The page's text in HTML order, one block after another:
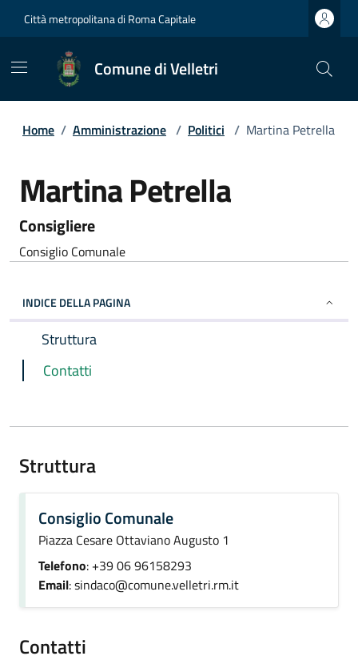
Città metropolitana di Roma Capitale
Comune di Velletri
Home / Amministrazione / Politici / Martina Petrella
Martina Petrella
Consigliere
Consiglio Comunale
INDICE DELLA PAGINA
Struttura
Contatti
Struttura
Consiglio Comunale
Piazza Cesare Ottaviano Augusto 1
Telefono: +39 06 96158293
Email: sindaco@comune.velletri.rm.it
Contatti